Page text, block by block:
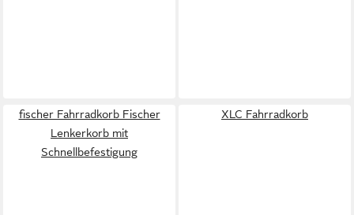
fischer Fahrradkorb Fischer
Lenkerkorb mit
Schnellbefestigung
XLC Fahrradkorb